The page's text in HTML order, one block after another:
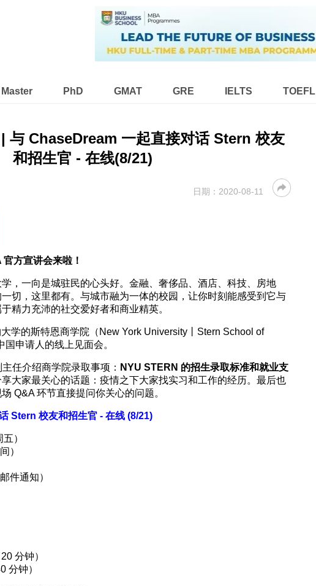
Master PhD GMAT GRE IELTS TOEFL
与 ChaseDream 一起直接对话 Stern 校友
和招生官 - 在线(8/21)
日期： 2020-08-11
方宣讲会来啦！
，一向是城驻民的心头好。金融、奢侈品、酒店、科技、房地
切，这里都有。与城市融为一体的校园，让你时刻能感受到它与
精力充沛的社交爱好者和商业精英。
学的斯特恩商学院（New York University丨Stern School of
申请人的线上见面会。
任介绍商学院录取事项： NYU STERN 的招生录取标准和就业支
大家最关心的话题：疫情之下大家找实习和工作的经历。最后也
Q&A 环节直接提问你关心的问题。
Stern 校友和招生官 - 在线 (8/21)
）
）
件通知）
分钟）
分钟）